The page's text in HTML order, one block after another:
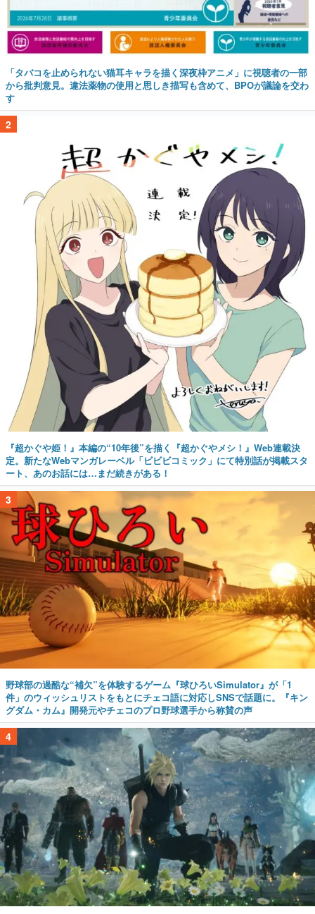
「タバコを止められない猫耳キャラを描く深夜枠アニメ」に視聴者の一部
から批判意見。違法薬物の使用と思しき描写も含めて、BPOが議論を交わ
す
2
『超かぐや姫！』本編の“10年後”を描く『超かぐやメシ！』Web連載決
定。新たなWebマンガレーベル「ビビビコミック」にて特別話が掲載スタ
ート、あのお話には…まだ続きがある！
3
野球部の過酷な“補欠”を体験するゲーム『球ひろいSimulator』が「1
件」のウィッシュリストをもとにチェコ語に対応しSNSで話題に。『キン
グダム・カム』開発元やチェコのプロ野球選手から称賛の声
4